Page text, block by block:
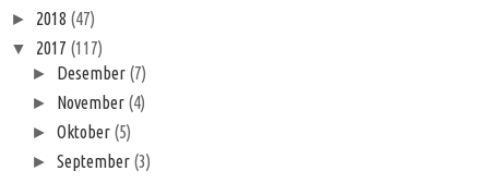
► 2018 (47)
▼ 2017 (117)
► Desember (7)
► November (4)
►Oktober (5)
►September (3)